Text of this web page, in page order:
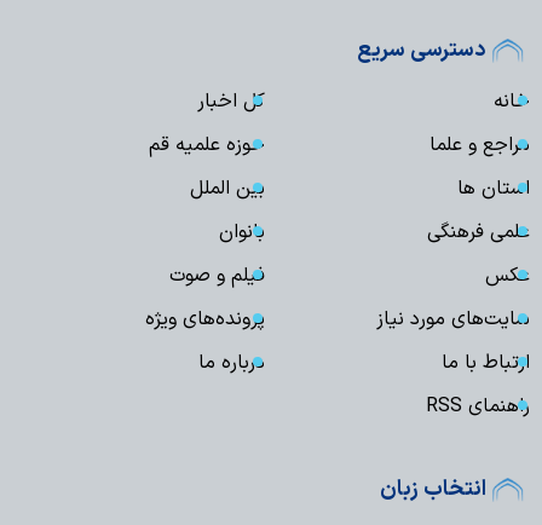
دسترسی سریع
خانه
کل اخبار
مراجع و علما
حوزه علمیه قم
استان ها
بین الملل
علمی فرهنگی
بانوان
عکس
فیلم و صوت
سایت‌های مورد نیاز
پرونده‌های ویژه
ارتباط با ما
درباره ما
راهنمای RSS
انتخاب زبان